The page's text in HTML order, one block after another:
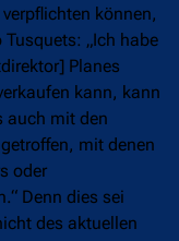
können,
„Ich habe
Planes
kann, kann
auch mit den
mit denen
oder
Denn dies sei
des aktuellen